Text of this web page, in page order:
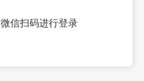
微信扫码进行登录